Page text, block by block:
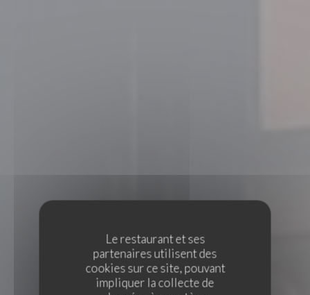
Le restaurant et ses
partenaires utilisent des
cookies sur ce site, pouvant
impliquer la collecte de